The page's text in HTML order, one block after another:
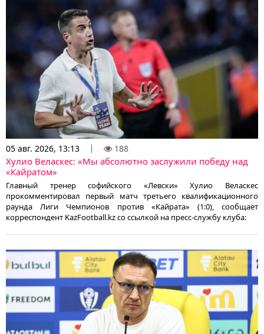
05 авг. 2026, 13:13 188
Хулио Веласкес: «Мы абсолютно заслужили победу над
«Кайратом»
Главный тренер софийского «Левски» Хулио Веласкес
прокомментировал первый матч третьего квалификационного
раунда Лиги Чемпионов против «Кайрата» (1:0), сообщает
корреспондент KazFootball.kz со ссылкой на пресс-службу клуба: